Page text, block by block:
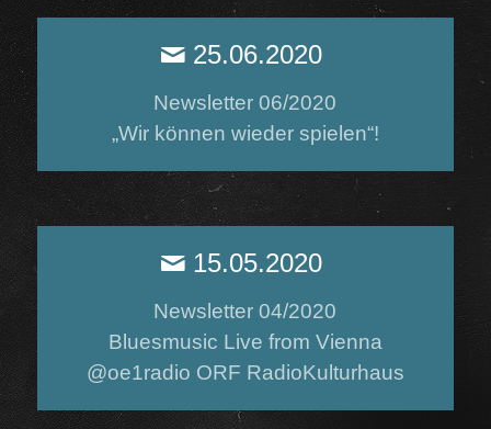
25.06.2020
Newsletter 06/2020
„Wir können wieder spielen“!
15.05.2020
Newsletter 04/2020
Bluesmusic Live from Vienna
@oe1radio ORF RadioKulturhaus